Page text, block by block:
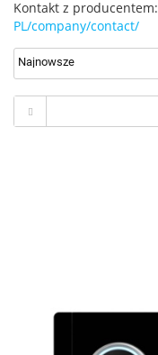
Kontakt z producentem:
PL/company/contact/